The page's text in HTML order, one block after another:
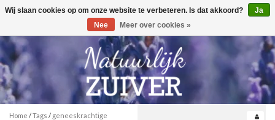
Toggle
0
Home /Tags / geneeskrachtige
Wij slaan cookies op om onze website te verbeteren. Is dat akkoord?
Ja
Nee
Meer over cookies »